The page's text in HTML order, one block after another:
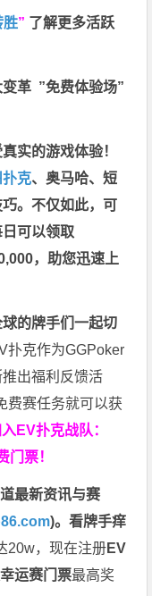
胜” 了解更多活跃
革 ”免费体验场”
实的游戏体验！
扑克、奥马哈、短
。不仅如此， 可
可以领取
，助您迅速上
的牌手们一起切
扑克作为GGPoker
出福利反馈活
费赛任务就可以获
EV扑克战队：
门票！
最新资讯与赛
)。看牌手痒
20w，现在注册EV
运赛门票最高奖